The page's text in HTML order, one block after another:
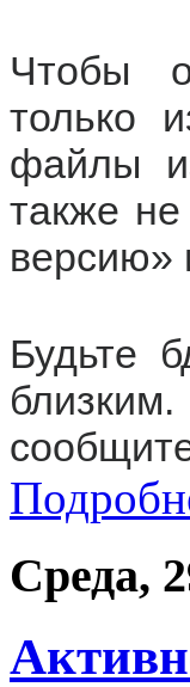
Чтобы
только
файлы
также
версию»
Будьте
Среда,